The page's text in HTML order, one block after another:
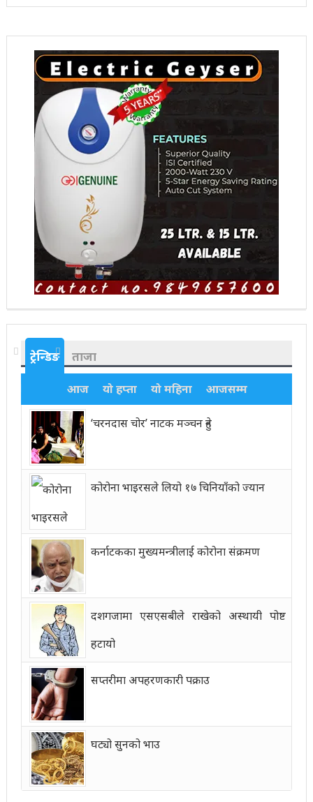
ट्रेन्डिङ ताजा
आज यो हप्ता यो महिना आजसम्म
‘चरनदास चोर’ नाटक मञ्चन हुने
कोरोना भाइरसले लियो १७ चिनियाँको ज्यान
कर्नाटकका मुख्यमन्त्रीलाई कोरोना संक्रमण
दशगजामा एसएसबीले राखेको अस्थायी पोष्ट
हटायो
सप्तरीमा अपहरणकारी पक्राउ
घट्यो सुनको भाउ